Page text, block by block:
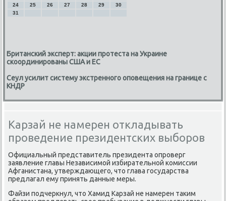
24
25 26 27 28 29
30
31
Британский эксперт: акции протеста на Украине
скоординированы США и ЕС
Сеул усилит систему экстренного оповещения на границе с
КНДР
Карзай не намерен откладывать
проведение президентских выборов
Официальный представитель президента опроверг
заявление главы Независимой избирательной комиссии
Афганистана, утверждающего, что глава государства
предлагал ему принять данные меры.
Файзи подчеркнул, что Хамид Карзай не намерен таким